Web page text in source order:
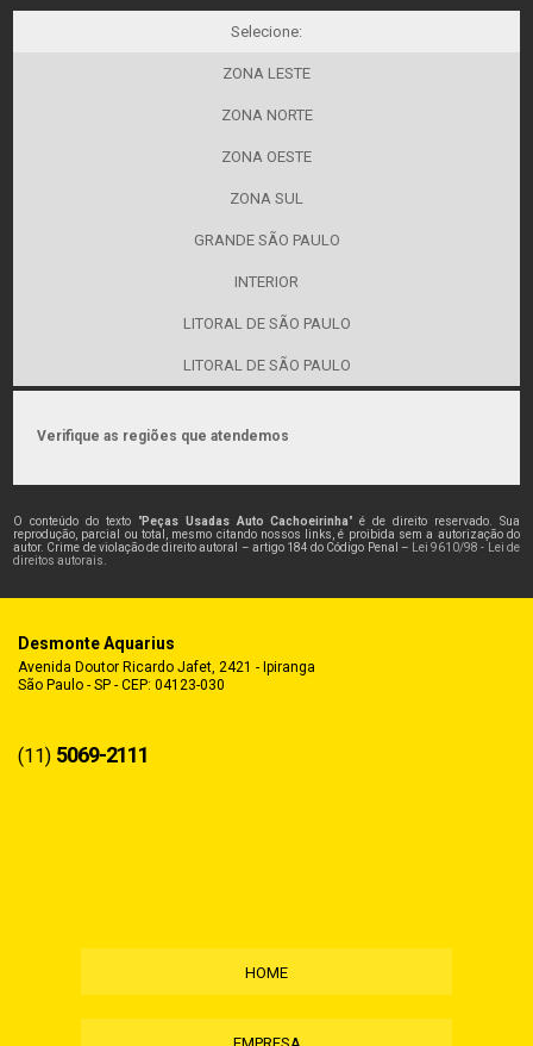
Selecione:
ZONA LESTE
ZONA NORTE
ZONA OESTE
ZONA SUL
GRANDE SÃO PAULO
INTERIOR
LITORAL DE SÃO PAULO
LITORAL DE SÃO PAULO
Verifique as regiões que atendemos
O conteúdo do texto "Peças Usadas Auto Cachoeirinha" é de direito reservado. Sua
reprodução, parcial ou total, mesmo citando nossos links, é proibida sem a autorização do
autor. Crime de violação de direito autoral – artigo 184 do Código Penal – Lei 9610/98 - Lei de
direitos autorais.
Desmonte Aquarius
Avenida Doutor Ricardo Jafet, 2421 - Ipiranga
São Paulo - SP - CEP: 04123-030
(11) 5069-2111
HOME